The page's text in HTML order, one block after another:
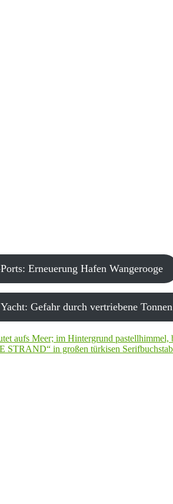
Erneuerung Hafen Wangerooge
Yacht: Gefahr durch vertriebene Tonnen